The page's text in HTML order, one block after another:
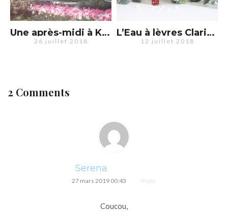
Une après-midi à Keukenhof
26 juillet 2018
L’Eau à lèvres Clarins : le rouge à lèvres 2.0 ?
12 juillet 2018
2 Comments
Serena
27 mars 2019 00:43 Reply
Coucou,